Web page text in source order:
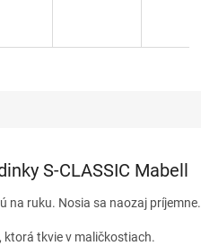
S-CLASSIC Mabell
na ruku. Nosia sa naozaj príjemne.
ktorá tkvie v maličkostiach.